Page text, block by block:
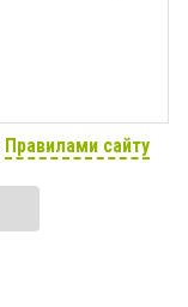
Правилами сайту